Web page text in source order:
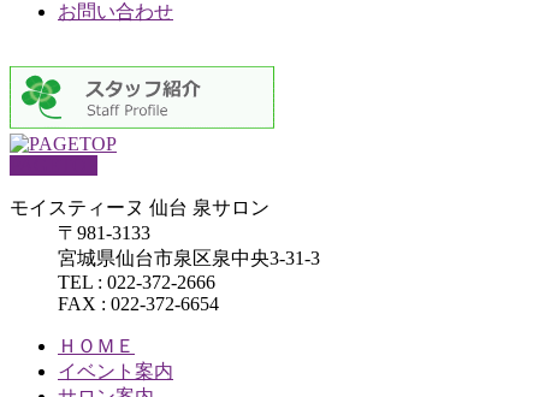
お問い合わせ
モイスティーヌ 仙台 泉サロン
〒981-3133
宮城県仙台市泉区泉中央3-31-3
TEL : 022-372-2666
FAX : 022-372-6654
ＨＯＭＥ
イベント案内